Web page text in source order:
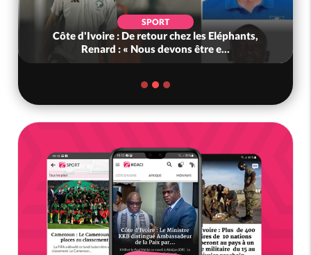
les Eléphants,
être e...
POLITIQUE
Ghana : Kenneth Adjei nommé
Défense, Zanetor A-